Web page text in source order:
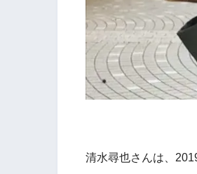
清水尋也さんは、